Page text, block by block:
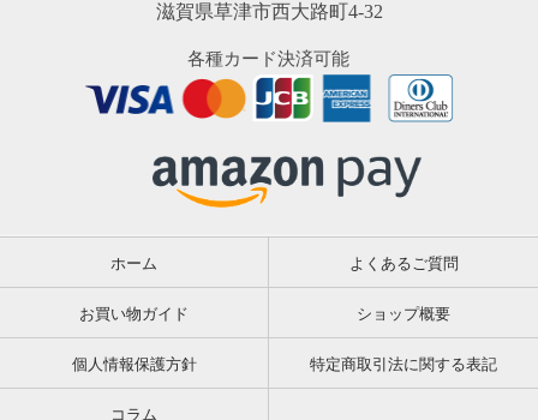
滋賀県草津市西大路町4-32
各種カード決済可能
ホーム よくあるご質問
お買い物ガイド ショップ概要
個人情報保護方針 特定商取引法に関する表記
コラム